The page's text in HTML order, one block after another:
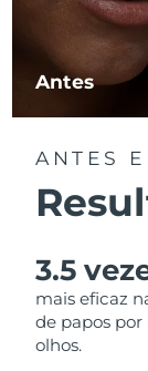
Antes
ANTES
3.5
mais eficaz
de papos por
olhos.
Macau, RAE
China
Malásia
Malta
México
Mônaco
Países Baixos